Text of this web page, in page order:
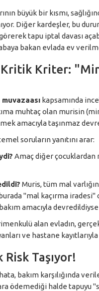
büyük bir kısmı,
Diğer kardeşler, bu
tapu iptal davası
bakan evlada ev
Kritik Kriter:
kapsamında
muhtaç olan murisin
amacıyla taşınmaz
soruların yanıtını arar:
Amaç diğer çocuklardan
Muris, tüm mal
"mal kaçırma
amacıyla
alan evladın,
ve hastane kayıtlarıyla
Taşıyor!
bakım karşılığında
ödemediği halde tapuyu